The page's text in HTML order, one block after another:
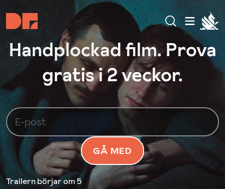
Handplockad film. Prova
gratis i 2 veckor.
GÅ MED
Trailern börjarom 5